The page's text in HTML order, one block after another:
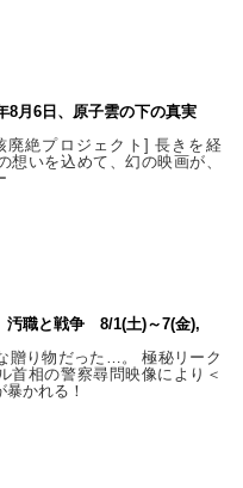
8月6日、原子雲の下の真実
廃絶プロジェクト] 長きを経
想いを込めて、幻の映画が、
職と戦争 8/1(土)～7(金),
贈り物だった…。 極秘リーク
首相の警察尋問映像により＜
かれる！